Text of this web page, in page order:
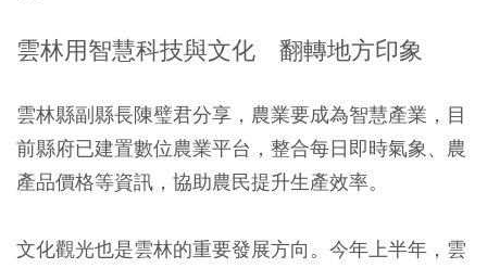
雲林用智慧科技與文化 翻轉地方印象
雲林縣副縣長陳璧君分享，農業要成為智慧產業，目
前縣府已建置數位農業平台，整合每日即時氣象、農
產品價格等資訊，協助農民提升生產效率。
文化觀光也是雲林的重要發展方向。今年上半年，雲